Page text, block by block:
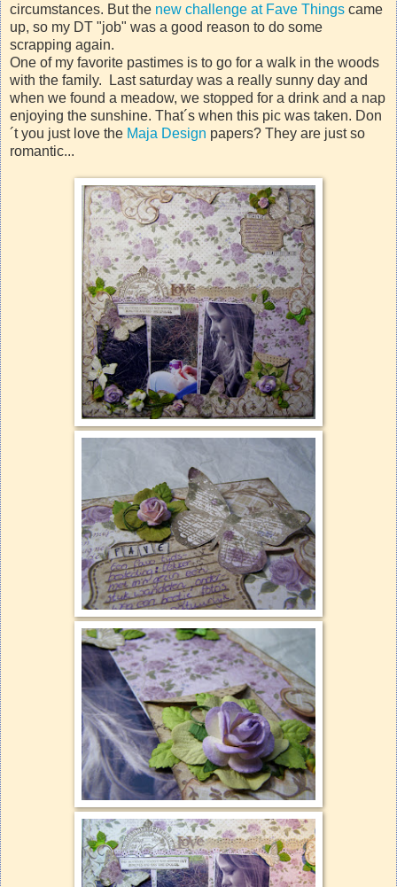
circumstances. But the new challenge at Fave Things came
up, so my DT "job" was a good reason to do some
scrapping again.
One of my favorite pastimes is to go for a walk in the woods
with the family. Last saturday was a really sunny day and
when we found a meadow, we stopped for a drink and a nap
enjoying the sunshine. That´s when this pic was taken. Don
´t you just love the Maja Design papers? They are just so
romantic...